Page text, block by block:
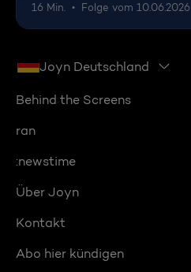
16 Min. Folge vom 10.06.2026
Joyn Deutschland
Behind the Screens
ran
:newstime
Über Joyn
Kontakt
Abo hier kündigen